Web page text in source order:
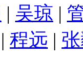
| 吴琼 |
| 程远 |